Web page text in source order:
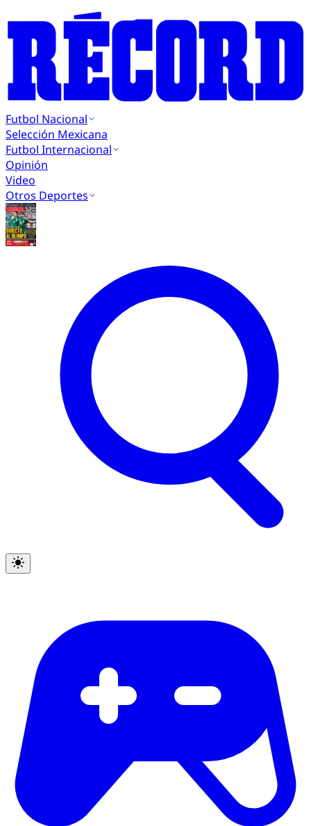
Futbol Nacional
Selección Mexicana
Futbol Internacional
Opinión
Video
Otros Deportes